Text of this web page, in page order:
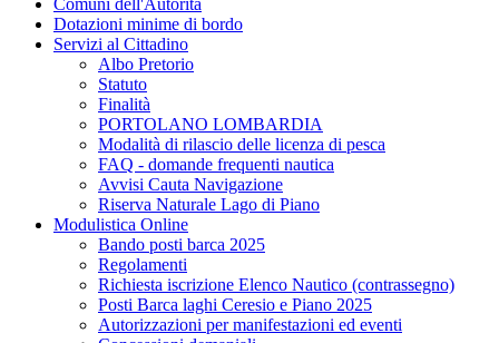
Comuni dell'Autorità
Dotazioni minime di bordo
Servizi al Cittadino
Albo Pretorio
Statuto
Finalità
PORTOLANO LOMBARDIA
Modalità di rilascio delle licenza di pesca
FAQ - domande frequenti nautica
Avvisi Cauta Navigazione
Riserva Naturale Lago di Piano
Modulistica Online
Bando posti barca 2025
Regolamenti
Richiesta iscrizione Elenco Nautico (contrassegno)
Posti Barca laghi Ceresio e Piano 2025
Autorizzazioni per manifestazioni ed eventi